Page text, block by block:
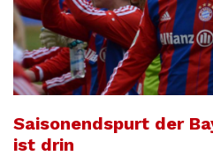
Saisonendspurt der
ist drin